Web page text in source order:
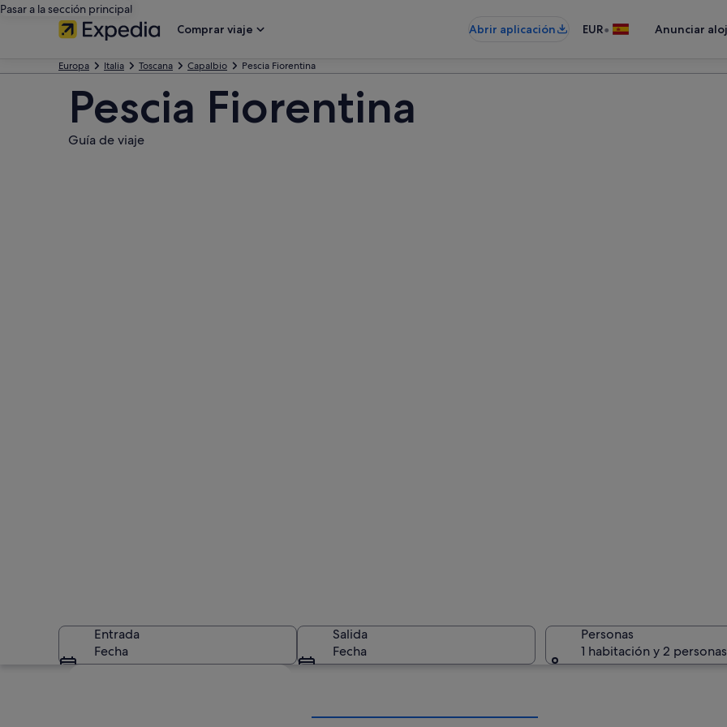
Pasar a la sección principal
Comprar viaje
Abrir aplicación EUR• Anunciar
Europa Italia Toscana Capalbio Pescia Fiorentina
Pescia Fiorentina
Guía de viaje
Entrada
Fecha
Salida
Fecha
Personas
1 habitación y 2 personas